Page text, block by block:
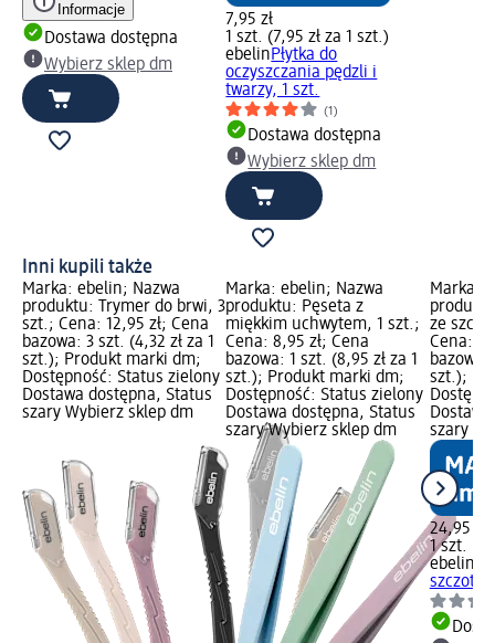
Informacje
Dostawa dostępna
Wybierz sklep dm
7,95 zł
1 szt. (7,95 zł za 1 szt.)
ebelinPłytka do
oczyszczania pędzli i
twarzy, 1 szt.
(1)
Dostawa dostępna
Wybierz sklep dm
Inni kupili także
Marka: ebelin; Nazwa
produktu: Trymer do brwi, 3
szt.; Cena: 12,95 zł; Cena
bazowa: 3 szt. (4,32 zł za 1
szt.); Produkt marki dm;
Dostępność: Status zielony
Dostawa dostępna, Status
szary Wybierz sklep dm
Marka: ebelin; Nazwa
produktu: Pęseta z
miękkim uchwytem, 1 szt.;
Cena: 8,95 zł; Cena
bazowa: 1 szt. (8,95 zł za 1
szt.); Produkt marki dm;
Dostępność: Status zielony
Dostawa dostępna, Status
szary Wybierz sklep dm
Marka:
ze
Cena:
bazowa:
szt.);
szary
24,95 zł
1 szt.
ebelin